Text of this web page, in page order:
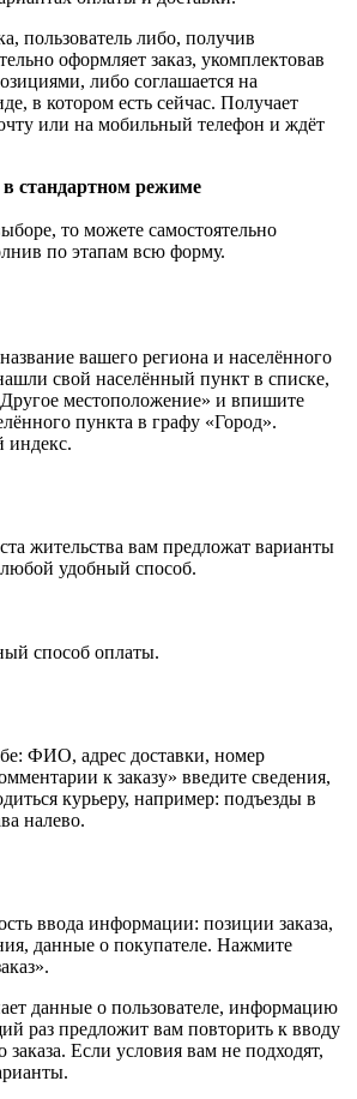
пользователь либо, получив
оформляет заказ, укомплектовав
либо соглашается на
в котором есть сейчас. Получает
или на мобильный телефон и ждёт
стандартном режиме
то можете самостоятельно
по этапам всю форму.
вашего региона и населённого
свой населённый пункт в списке,
местоположение» и впишите
пункта в графу «Город».
индекс.
жительства вам предложат варианты
удобный способ.
способ оплаты.
ФИО, адрес доставки, номер
к заказу» введите сведения,
курьеру, например: подъезды в
налево.
ввода информации: позиции заказа,
данные о покупателе. Нажмите
данные о пользователе, информацию
раз предложит вам повторить к вводу
Если условия вам не подходят,